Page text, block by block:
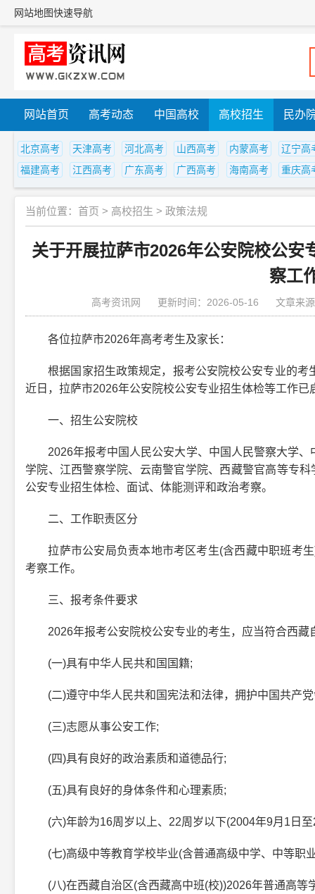
网站地图快速导航
网站首页 高考动态 中国高校 高校招生 民办
北京高考 天津高考 河北高考 山西高考 内蒙高考
辽宁高
福建高考
江西高考 广东高考 广西高考 海南高考 重庆高
当前位置： 首页 > 高校招生 > 政策法规
关于开展拉萨市2026年公安院校公
察工
高考资讯网 更新时间：2026-05-16 文章来
各位拉萨市2026年高考考生及家长：
根据国家招生政策规定，报考公安院校公安专业的考
近日，拉萨市2026年公安院校公安专业招生体检等工作已
一、招生公安院校
2026年报考中国人民公安大学、中国人民警察大学、
学院、江西警察学院、云南警官学院、西藏警官高等专
公安专业招生体检、面试、体能测评和政治考察。
二、工作职责区分
拉萨市公安局负责本地市考区考生(含西藏中职班考生
考察工作。
三、报考条件要求
2026年报考公安院校公安专业的考生，应当符合西藏
(一)具有中华人民共和国国籍;
(二)遵守中华人民共和国宪法和法律，拥护中国共产党
(三)志愿从事公安工作;
(四)具有良好的政治素质和道德品行;
(五)具有良好的身体条件和心理素质;
(六)年龄为16周岁以上、22周岁以下(2004年9月1日至
(七)高级中等教育学校毕业(含普通高级中学、中等职
(八)在西藏自治区(含西藏高中班(校))2026年普通高等